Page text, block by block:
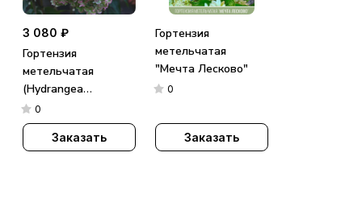
3 080 ₽
Гортензия
метельчатая
(Hydrangea
paniculata)
«Metallica»
0
Заказать
Гортензия
метельчатая
"Мечта Лесково"
0
Заказать